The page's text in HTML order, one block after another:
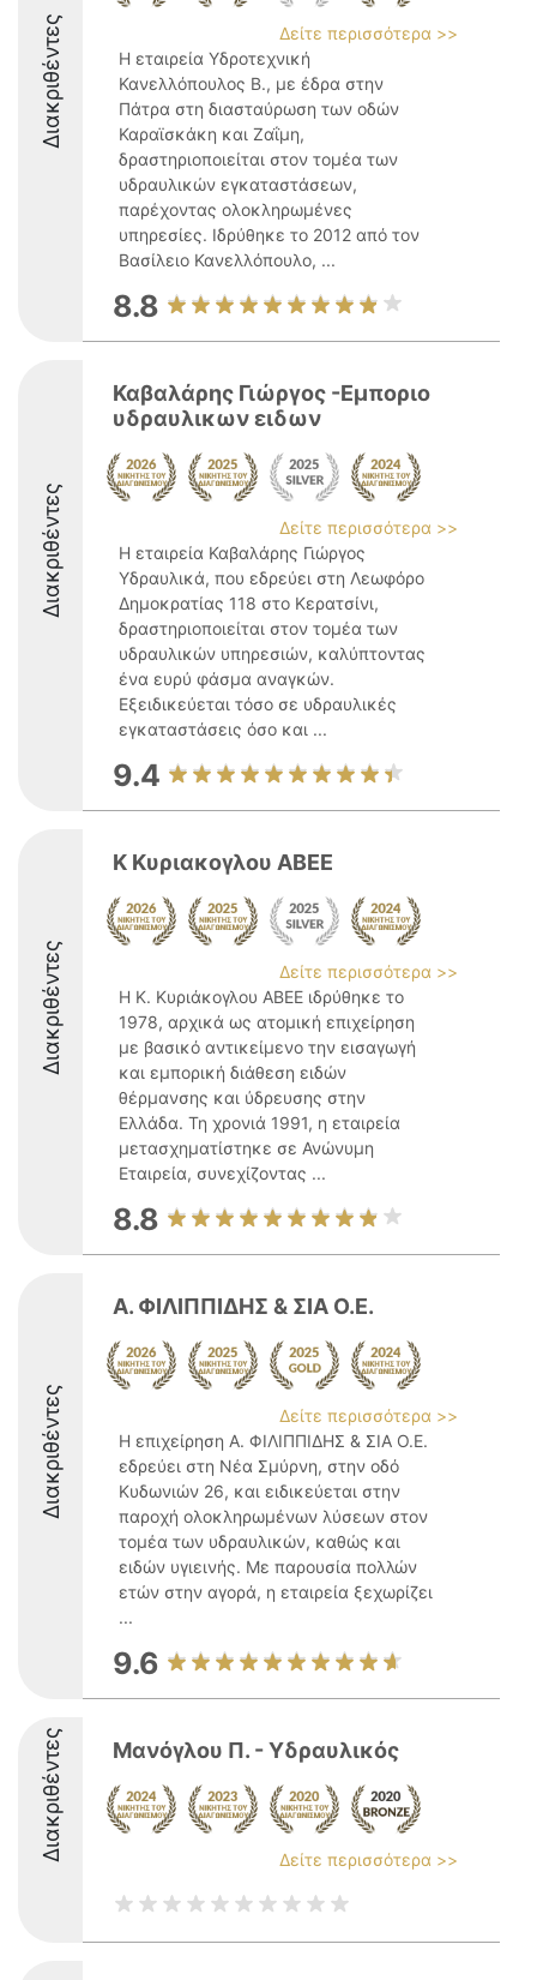
Διακριθέντες
Δείτε περισσότερα >>
Η εταιρεία Υδροτεχνική
Κανελλόπουλος Β., με έδρα στην
Πάτρα στη διασταύρωση των οδών
Καραϊσκάκη και Ζαΐμη,
δραστηριοποιείται στον τομέα των
υδραυλικών εγκαταστάσεων,
παρέχοντας ολοκληρωμένες
υπηρεσίες. Ιδρύθηκε το 2012 από τον
Βασίλειο Κανελλόπουλο, ...
8.8
Διακριθέντες
Καβαλάρης Γιώργος -Εμποριο
υδραυλικων ειδων
Δείτε περισσότερα >>
Η εταιρεία Καβαλάρης Γιώργος
Υδραυλικά, που εδρεύει στη Λεωφόρο
Δημοκρατίας 118 στο Κερατσίνι,
δραστηριοποιείται στον τομέα των
υδραυλικών υπηρεσιών, καλύπτοντας
ένα ευρύ φάσμα αναγκών.
Εξειδικεύεται τόσο σε υδραυλικές
εγκαταστάσεις όσο και ...
9.4
Διακριθέντες
Κ Κυριακογλου ΑΒΕΕ
Δείτε περισσότερα >>
Η Κ. Κυριάκογλου ΑΒΕΕ ιδρύθηκε το
1978, αρχικά ως ατομική επιχείρηση
με βασικό αντικείμενο την εισαγωγή
και εμπορική διάθεση ειδών
θέρμανσης και ύδρευσης στην
Ελλάδα. Τη χρονιά 1991, η εταιρεία
μετασχηματίστηκε σε Ανώνυμη
Εταιρεία, συνεχίζοντας ...
8.8
Διακριθέντες
Α. ΦΙΛΙΠΠΙΔΗΣ & ΣΙΑ Ο.Ε.
Δείτε περισσότερα >>
Η επιχείρηση Α. ΦΙΛΙΠΠΙΔΗΣ & ΣΙΑ Ο.Ε.
εδρεύει στη Νέα Σμύρνη, στην οδό
Κυδωνιών 26, και ειδικεύεται στην
παροχή ολοκληρωμένων λύσεων στον
τομέα των υδραυλικών, καθώς και
ειδών υγιεινής. Με παρουσία πολλών
ετών στην αγορά, η εταιρεία ξεχωρίζει
...
9.6
Διακριθέντες Μανόγλου Π. - Υδραυλικός
Δείτε περισσότερα >>